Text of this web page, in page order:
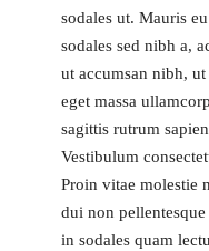
sodales ut. Mauris
sodales sed nibh a,
ut accumsan nibh,
eget massa
sagittis rutrum
Vestibulum
Proin vitae molestie
dui non
in sodales quam